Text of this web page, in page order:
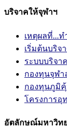
บริจาคให้จุฬาฯ
เหตุผลที่...
เริ่มต้นบริจ
ระบบบริจา
กองทุนจุฬ
กองทุนภูมิคุ้
โครงการอุ
อัตลักษณ์มหาวิท